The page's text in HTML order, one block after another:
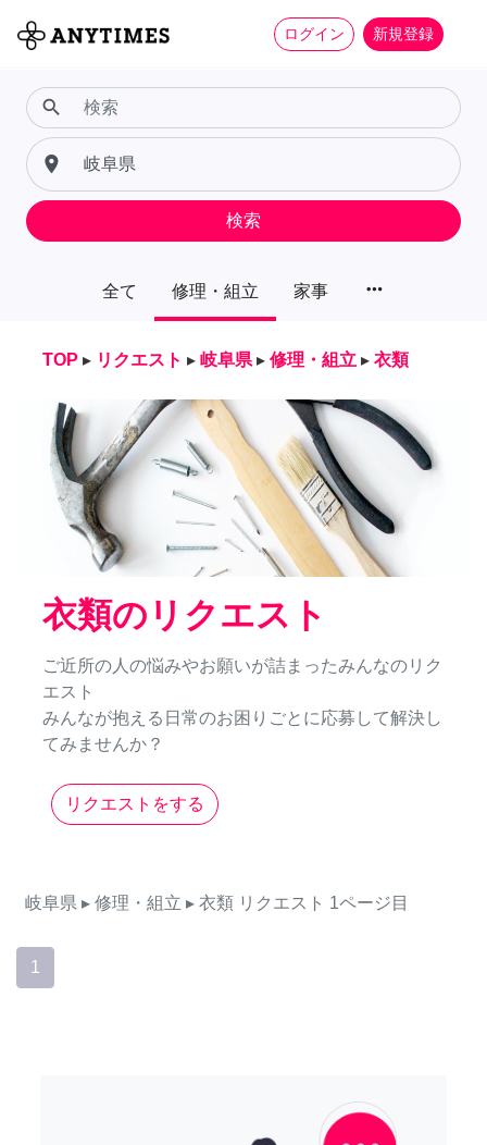
ログイン 新規登録
全て 修理・組立 家事 more_horiz
search
place
検索
TOP ▸ リクエスト ▸ 岐阜県 ▸ 修理・組立 ▸ 衣類
衣類のリクエスト
ご近所の人の悩みやお願いが詰まったみんなのリク
エスト
みんなが抱える日常のお困りごとに応募して解決し
てみませんか？
リクエストをする
岐阜県 ▸ 修理・組立 ▸ 衣類 リクエスト 1ページ目
1